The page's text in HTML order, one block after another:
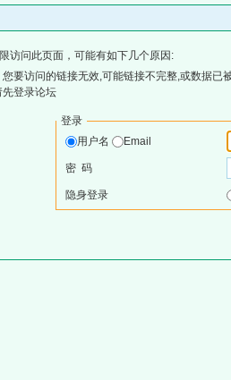
访问此页面，可能有如下几个原因:
要访问的链接无效,可能链接不完整,或数据已
登录论坛
登录
用户名
Email
密 码
隐身登录